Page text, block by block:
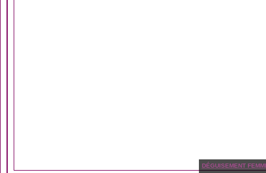
DÉGUISEMENT